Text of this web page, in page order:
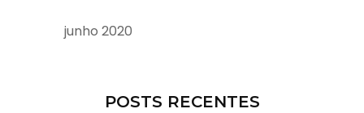
junho 2020
POSTS RECENTES